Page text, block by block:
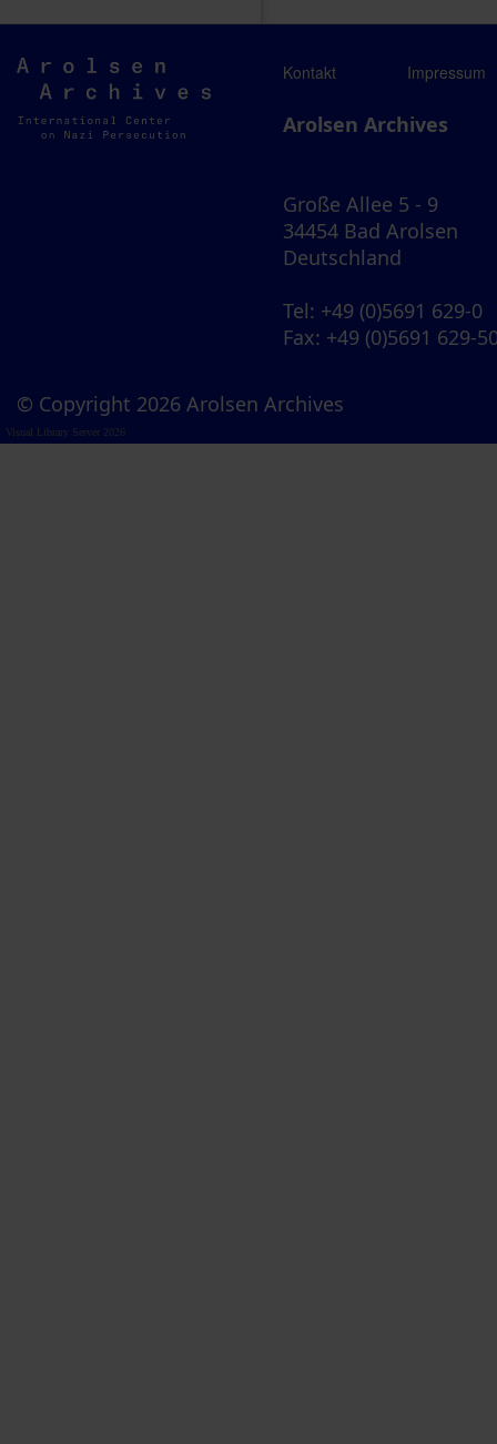
Arolsen
Archives
Kontakt Impressum
Arolsen Archives
Große Allee 5 - 9
34454 Bad Arolsen
Deutschland
Tel: +49 (0)5691 629-0
Fax: +49 (0)5691 629-
© Copyright 2026 Arolsen Archives
Visual Library Server 2026